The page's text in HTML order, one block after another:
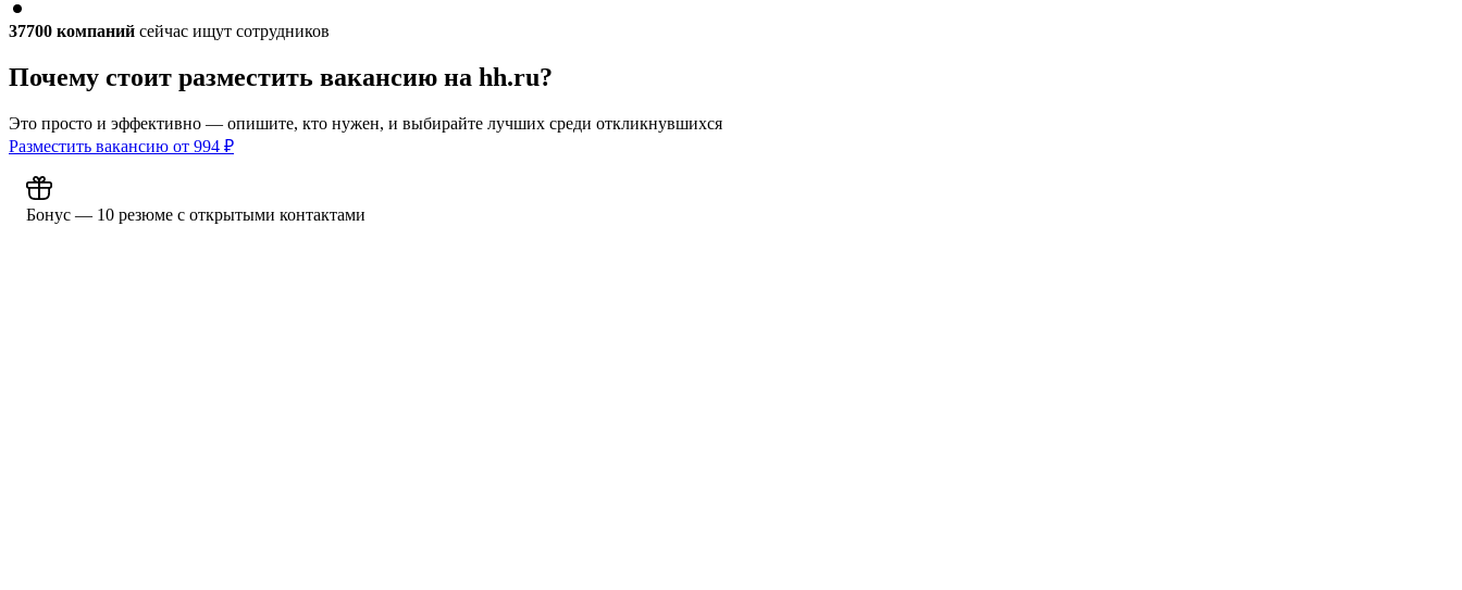
37700 компаний сейчас ищут сотрудников
Почему стоит разместить вакансию на hh.ru?
Это просто и эффективно — опишите, кто нужен, и выбирайте лучших среди откликнувшихся
Разместить вакансию от 994 ₽
Бонус — 10 резюме с открытыми контактами